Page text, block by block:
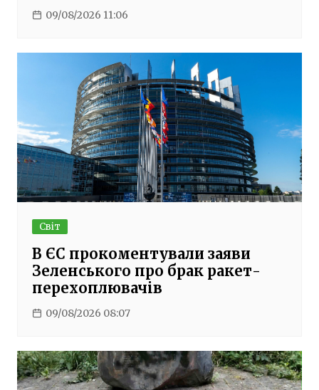
09/08/2026 11:06
Світ
В ЄС прокоментували заяви
Зеленського про брак ракет-
перехоплювачів
09/08/2026 08:07